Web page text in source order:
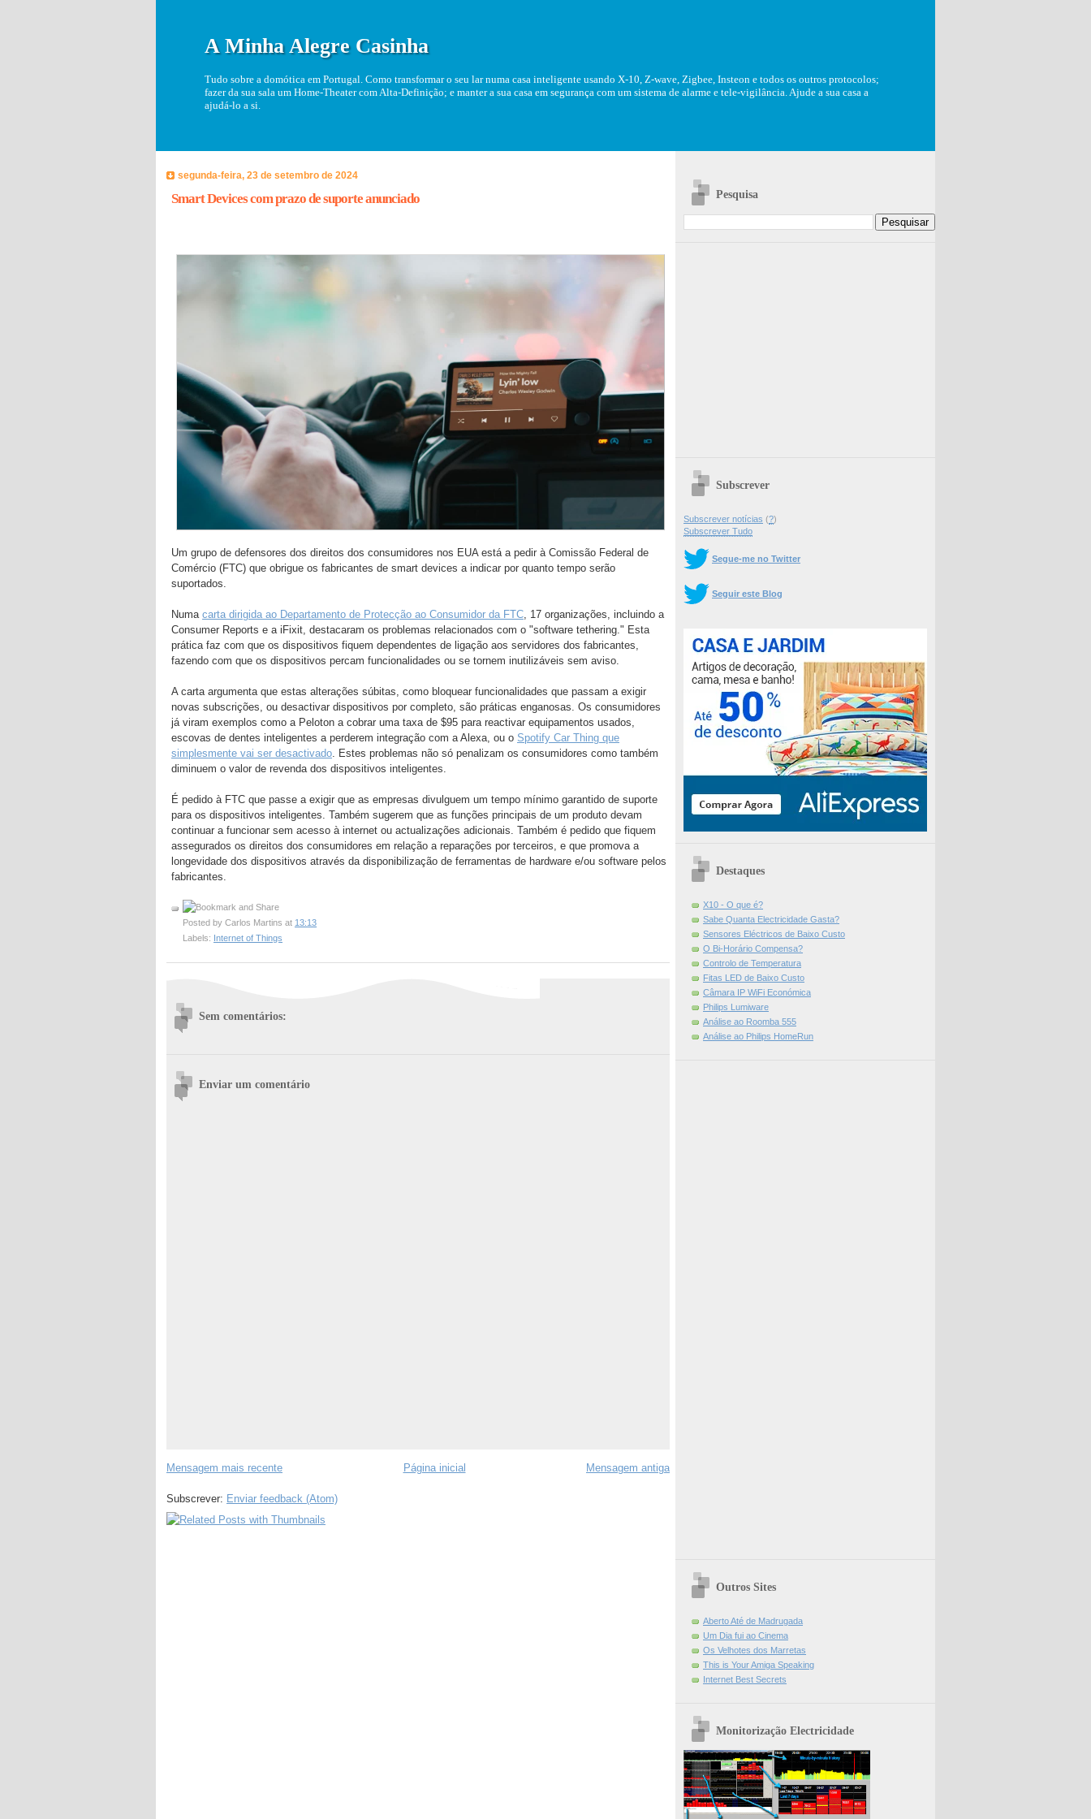
A Minha Alegre Casinha
Tudo sobre a domótica em Portugal. Como transformar o seu lar numa casa inteligente usando X-10, Z-wave, Zigbee, Insteon e todos os outros protocolos;
fazer da sua sala um Home-Theater com Alta-Definição; e manter a sua casa em segurança com um sistema de alarme e tele-vigilância. Ajude a sua casa a
ajudá-lo a si.
segunda-feira, 23 de setembro de 2024
Smart Devices com prazo de suporte anunciado
Um grupo de defensores dos direitos dos consumidores nos EUA está a pedir à Comissão Federal de
Comércio (FTC) que obrigue os fabricantes de smart devices a indicar por quanto tempo serão
suportados.
Numa carta dirigida ao Departamento de Protecção ao Consumidor da FTC, 17 organizações, incluindo a
Consumer Reports e a iFixit, destacaram os problemas relacionados com o "software tethering." Esta
prática faz com que os dispositivos fiquem dependentes de ligação aos servidores dos fabricantes,
fazendo com que os dispositivos percam funcionalidades ou se tornem inutilizáveis sem aviso.
A carta argumenta que estas alterações súbitas, como bloquear funcionalidades que passam a exigir
novas subscrições, ou desactivar dispositivos por completo, são práticas enganosas. Os consumidores
já viram exemplos como a Peloton a cobrar uma taxa de $95 para reactivar equipamentos usados,
escovas de dentes inteligentes a perderem integração com a Alexa, ou o Spotify Car Thing que
simplesmente vai ser desactivado. Estes problemas não só penalizam os consumidores como também
diminuem o valor de revenda dos dispositivos inteligentes.
É pedido à FTC que passe a exigir que as empresas divulguem um tempo mínimo garantido de suporte
para os dispositivos inteligentes. Também sugerem que as funções principais de um produto devam
continuar a funcionar sem acesso à internet ou actualizações adicionais. Também é pedido que fiquem
assegurados os direitos dos consumidores em relação a reparações por terceiros, e que promova a
longevidade dos dispositivos através da disponibilização de ferramentas de hardware e/ou software pelos
fabricantes.
Posted by Carlos Martins at 13:13
Labels: Internet of Things
Sem comentários:
Enviar um comentário
Mensagem mais recente Mensagem antiga
Página inicial
Subscrever: Enviar feedback (Atom)
Pesquisa
Subscrever
Subscrever notícias (?)
Subscrever Tudo
Segue-me no Twitter
Seguir este Blog
Destaques
X10 - O que é?
Sabe Quanta Electricidade Gasta?
Sensores Eléctricos de Baixo Custo
O Bi-Horário Compensa?
Controlo de Temperatura
Fitas LED de Baixo Custo
Câmara IP WiFi Económica
Philips Lumiware
Análise ao Roomba 555
Análise ao Philips HomeRun
Outros Sites
Aberto Até de Madrugada
Um Dia fui ao Cinema
Os Velhotes dos Marretas
This is Your Amiga Speaking
Internet Best Secrets
Monitorização Electricidade